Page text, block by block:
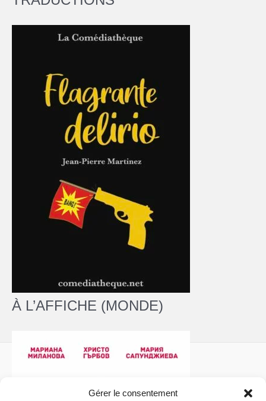
Gérer le consentement
À L’AFFICHE (MONDE)